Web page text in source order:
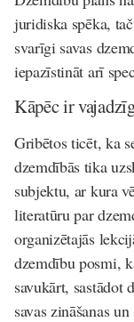
juridiska spēka,
svarīgi savas
iepazīstināt arī
Kāpēc ir
Gribētos ticēt, ka
dzemdībās tika
subjektu, ar kura
literatūru par
organizētajās
dzemdību posmi,
savukārt, sastādot
savas zināšanas